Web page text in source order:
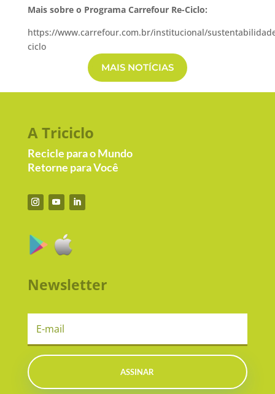
Mais sobre o Programa Carrefour Re-Ciclo:
https://www.carrefour.com.br/institucional/
ciclo
MAIS NOTÍCIAS
A Triciclo
Recicle para o Mundo
Retorne para Você
Newsletter
ASSINAR